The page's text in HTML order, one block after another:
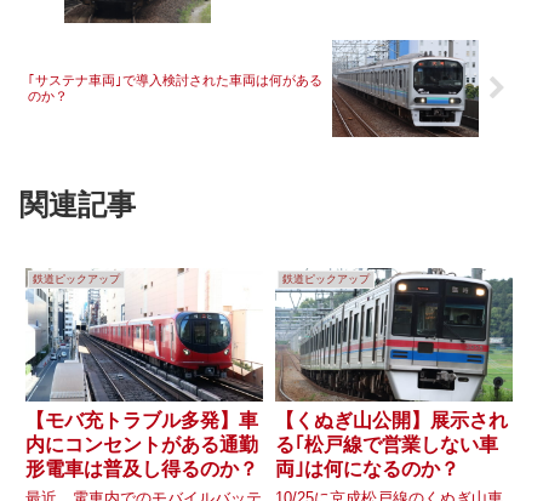
｢サステナ車両｣で導入検討された車両は何がある
のか？
関連記事
鉄道ピックアップ
【モバ充トラブル多発】車
内にコンセントがある通勤
形電車は普及し得るのか？
鉄道ピックアップ
【くぬぎ山公開】展示され
る｢松戸線で営業しない車
両｣は何になるのか？